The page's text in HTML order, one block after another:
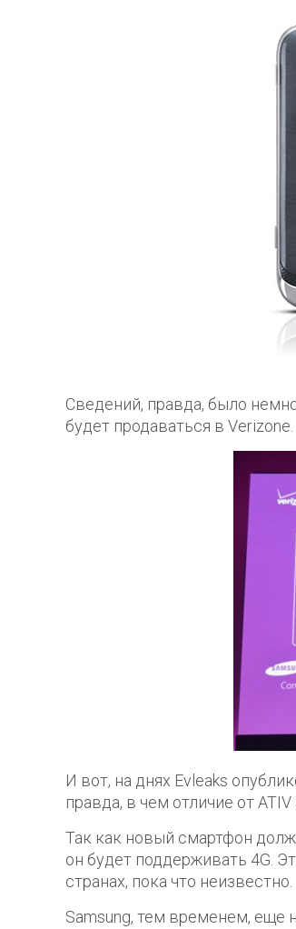
Сведений, правда, было
будет продаваться в Verizone.
И вот, на днях Evleaks
правда, в чем отличие от
Так как новый смартфон
он будет поддерживать 4G.
странах, пока что неизвестно.
Samsung, тем временем, еще